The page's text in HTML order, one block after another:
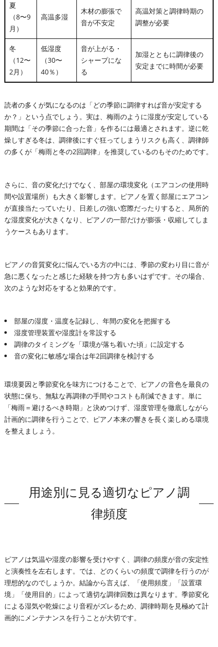
夏
（8〜9
月）
高温多湿
木材の膨張で
音が不安定
高温対策と調律時期の
調整が必要
冬
（12〜
2月）
低湿度
（30〜
40％）
音が上がる・
シャープにな
る
加湿とともに調律後の
安定までに時間が必要
読者の多くが気になるのは「どの季節に調律すれば音が安定する
か？」という点でしょう。実は、梅雨のように湿度が安定している
期間は「その季節に合った音」を作るには最適とされます。逆に乾
燥しすぎる冬は、調律後にすぐ狂ってしまうリスクも高く、調律師
の多くが「梅雨と冬の2回調律」を推奨しているのもそのためです。
さらに、音の変化だけでなく、部屋の環境変化（エアコンの使用時
間や設置場所）も大きく影響します。ピアノを置く部屋にエアコン
が直接当たっていたり、日差しの強い窓際だったりすると、局所的
な湿度変化が大きくなり、ピアノの一部だけが膨張・収縮してしま
うケースもあります。
ピアノの音質変化に悩んでいる方の中には、季節の変わり目に音が
急に悪くなったと感じた経験を持つ方も多いはずです。その場合、
次のような対応をすると効果的です。
部屋の湿度・温度を記録し、年間の変化を把握する
湿度管理装置や湿度計を常設する
調律のタイミングを「環境が落ち着いた頃」に設定する
音の変化に敏感な場合は年2回調律を検討する
環境要因と季節変化を味方につけることで、ピアノの音色を最良の
状態に保ち、無駄な再調律の手間やコストも削減できます。単に
「梅雨＝避けるべき時期」と決めつけず、湿度管理を徹底しながら
計画的に調律を行うことで、ピアノ本来の響きを長く楽しめる環境
を整えましょう。
用途別に見る適切なピアノ調
律頻度
ピアノは気温や湿度の影響を受けやすく、調律の頻度が音の安定性
と演奏性を左右します。では、どのくらいの頻度で調律を行うのが
理想的なのでしょうか。結論から言えば、「使用頻度」「設置環
境」「使用目的」によって適切な調律回数は異なります。季節変化
による湿気や乾燥により音程がズレるため、調律時期を見極めて計
画的にメンテナンスを行うことが大切です。